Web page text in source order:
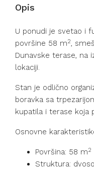
Opis
U ponudi je svetao i
površine 58 m2,
Dunavske terase, na
lokaciji.
Stan je odlično
boravka sa
kupatila i terase koja
Osnovne
Površina: 58 m2
Struktura: